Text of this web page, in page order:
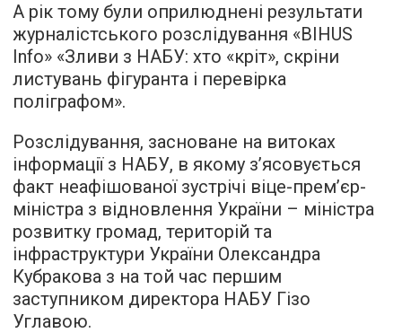
А рік тому були оприлюднені результати
журналістського розслідування «BIHUS
Info» «Зливи з НАБУ: хто «кріт», скріни
листувань фігуранта і перевірка
поліграфом».
Розслідування, засноване на витоках
інформації з НАБУ, в якому з’ясовується
факт неафішованої зустрічі віце-прем’єр-
міністра з відновлення України – міністра
розвитку громад, територій та
інфраструктури України Олександра
Кубракова з на той час першим
заступником директора НАБУ Гізо
Углавою.